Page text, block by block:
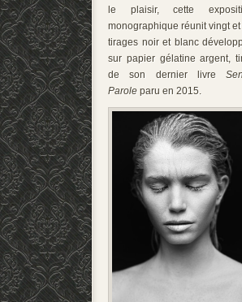
le plaisir, cette
monographique réunit vingt et
tirages noir et blanc
sur papier gélatine argent,
de son dernier livre
Parole paru en 2015.